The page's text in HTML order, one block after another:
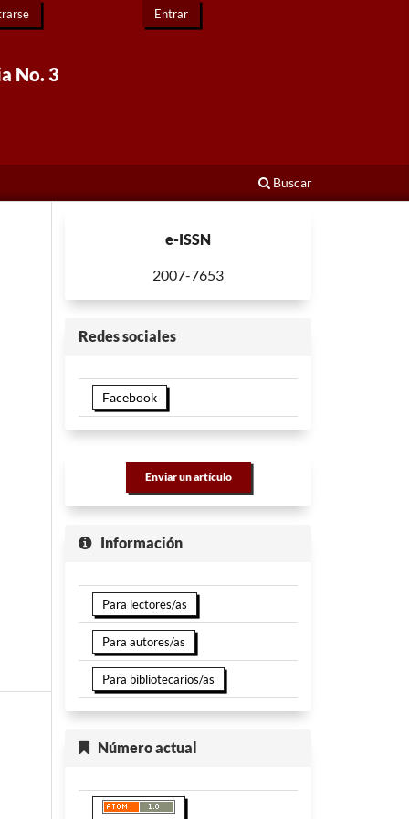
No. 3
Buscar
Entrar
e-ISSN
2007-7653
Redes sociales
Facebook
Enviar un artículo
Información
Para lectores/as
Para autores/as
Para bibliotecarios/as
Número actual